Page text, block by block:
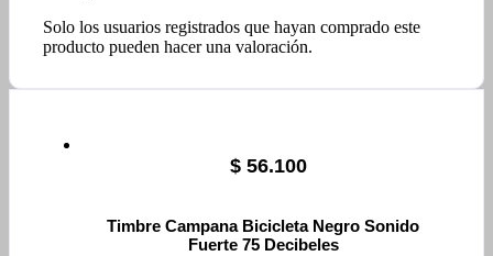
Solo los usuarios registrados que hayan comprado este
producto pueden hacer una valoración.
$ 56.100
Timbre Campana Bicicleta Negro Sonido
Fuerte 75 Decibeles